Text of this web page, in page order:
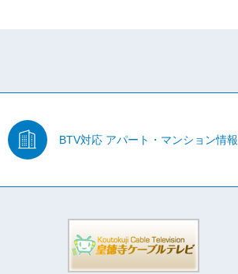
BTV対応 アパート・マンション情報